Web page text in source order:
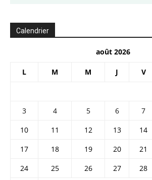
Calendrier
août 2026
L M M J V
3
4 5 6 7
10
11 12 13 14
17
18 19 20 21
24
25 26 27 28